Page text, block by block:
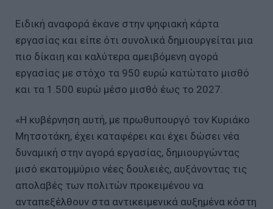
Ειδική αναφορά έκανε στην ψηφιακή κάρτα
εργασίας και είπε ότι συνολικά δημιουργείται μια
πιο δίκαιη και καλύτερα αμειβόμενη αγορά
εργασίας με στόχο τα 950 ευρώ κατώτατο μισθό
και τα 1.500 ευρώ μέσο μισθό έως το 2027.
«Η κυβέρνηση αυτή, με πρωθυπουργό τον Κυριάκο
Μητσοτάκη, έχει καταφέρει και έχει δώσει νέα
δυναμική στην αγορά εργασίας, δημιουργώντας
μισό εκατομμύριο νέες δουλειές, αυξάνοντας τις
απολαβές των πολιτών προκειμένου να
ανταπεξέλθουν στα αντικειμενικά αυξημένα κόστη